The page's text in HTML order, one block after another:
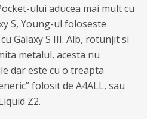
ului aducea mai mult cu
S, Young-ul foloseste
Galaxy S III. Alb, rotunjit si
metalul, acesta nu
dar este cu o treapta
folosit de A4ALL, sau
Z2.